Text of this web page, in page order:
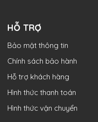
HỖ TRỢ
Bảo mật thông tin
Chính sách bảo hành
Hỗ trợ khách hàng
Hình thức thanh toán
Hình thức vận chuyển